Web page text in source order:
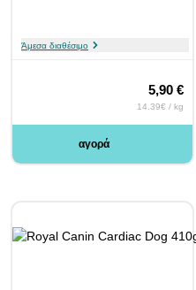
Άμεσα διαθέσιμο
5,90 €
14.39€ / kg
αγορά